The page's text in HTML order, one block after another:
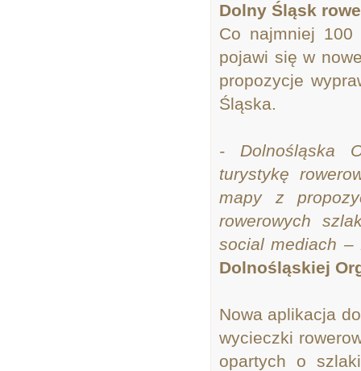
Dolny Śląsk
Co najmniej 100
pojawi się w
propozycje
Śląska.
- Dolnośląska
turystykę
mapy z
rowerowych
social mediach
Dolnośląskiej
Nowa aplikacja
wycieczki
opartych o